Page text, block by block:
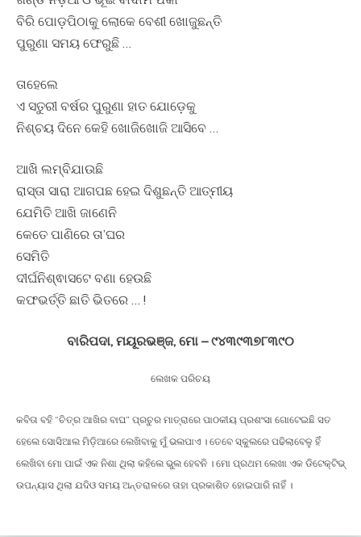
ବିରି ପୋଡ଼ପିଠାକୁ ଲୋକେ ବେଶୀ ଖୋଜୁଛନ୍ତି
ପୁରୁଣା ସମୟ ଫେରୁଛି …
ତାହେଲେ
ଏ ସତୁରୀ ବର୍ଷର ପୁରୁଣା ହାତ ଯୋଡ଼େକୁ
ନିଶ୍ଚୟ ଦିନେ କେହି ଖୋଜିଖୋଜି ଆସିବେ …
ଆଖି ଲମ୍ବିଯାଉଛି
ରାସ୍ତା ସାରା ଆଗପଛ ହେଇ ଦିଶୁଛନ୍ତି ଆତ୍ମୀୟ
ଯେମିତି ଆଖି ଜାଣେନି
କେତେ ପାଣିରେ ତା’ଘର
ସେମିତି
ଦୀର୍ଘନିଶ୍ଵାସଟେ ବଣା ହେଉଛି
କଫଭର୍ତ୍ତି ଛାତି ଭିତରେ … !
ବାରିପଦା, ମୟୂରଭଞ୍ଜ, ମୋ – ୯୪୩୯୩୭୮୩୯୦
ଲେଖକ ପରିଚୟ
କବିତା ବହି “ଚିତ୍ର ଆଖିର ବାଘ” ପ୍ରଚୁର ମାତ୍ରାରେ ପାଠକୀୟ ପ୍ରଶଂସା ଗୋଟେଇଛି ସତ
ହେଲେ ସୋସିଆଲ ମିଡ଼ିଆରେ ଲେଖିବାକୁ ମୁଁ ଭଲପାଏ । ତେବେ ସ୍କୁଲରେ ପଢିଲାବେଳୁ ହିଁ
ଲେଖିବା ମୋ ପାଇଁ ଏକ ନିଶା ଥିଲା କହିଲେ ଭୁଲ ହେବନି । ମୋ ପ୍ରଥମ ଲେଖା ଏକ ଡିଟେକ୍ଟିଭ୍
ଉପନ୍ୟାସ ଥିଲା ଯଦିଓ ସମୟ ଅନ୍ତରାଳରେ ତାହା ପ୍ରକାଶିତ ହୋଇପାରି ନାହିଁ ।